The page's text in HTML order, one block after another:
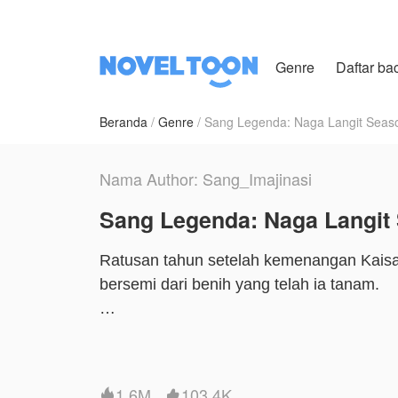
Genre Daftar
Beranda Genre Sang Legenda: Naga Langit
Nama Author: Sang_Imajinasi
Sang Legenda: Naga Langit
Ratusan tahun setelah kemenangan
bersemi dari benih yang telah ia tanam.
 